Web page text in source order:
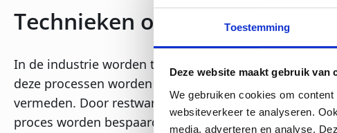
Toestemming
Deze website maakt gebruik van
We gebruiken cookies om
websiteverkeer te analyseren.
media, adverteren en analyse.
Technieken om
In de industrie worden temperaturen onder de 100°C
deze processen worden geüpdatet of vervangen, moet
vermeden. Door restwarmte te gebruiken om
proces worden bespaard. Sterilisatie van melk is een